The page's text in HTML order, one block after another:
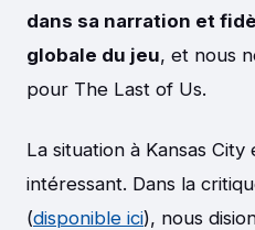
dans sa narration et
globale du jeu, et nous
pour The Last of Us.
La situation à Kansas
intéressant. Dans la
(disponible ici), nous